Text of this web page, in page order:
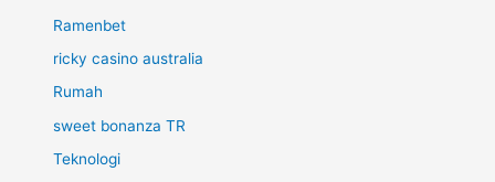
Ramenbet
ricky casino australia
Rumah
sweet bonanza TR
Teknologi